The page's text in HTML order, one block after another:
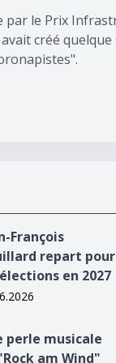
par le Prix
créé
les élections
François
repart pour
en 2027
am Wind&quot;
perle musicale
am Wind"